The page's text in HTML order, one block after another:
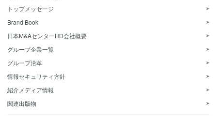
トップメッセージ
Brand Book
日本M&AセンターHD会社概要
グループ企業一覧
グループ沿革
情報セキュリティ方針
紹介メディア情報
関連出版物